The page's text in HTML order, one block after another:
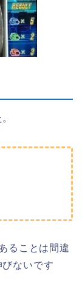
ることは間違
ないです